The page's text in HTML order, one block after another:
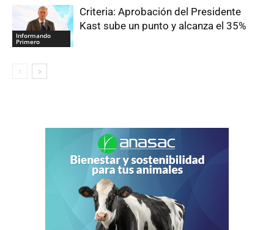
Informando
Primero
Criteria: Aprobación del Presidente
Kast sube un punto y alcanza el 35%